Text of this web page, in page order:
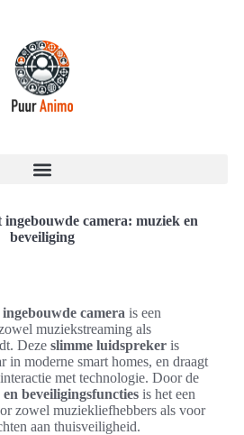
ingebouwde camera: muziek en
beveiliging
camera is een
muziekstreaming als
Deze slimme luidspreker is
in moderne smart homes, en draagt
met technologie. Door de
beveiligingsfuncties is het een
zowel muziekliefhebbers als voor
aan thuisveiligheid.